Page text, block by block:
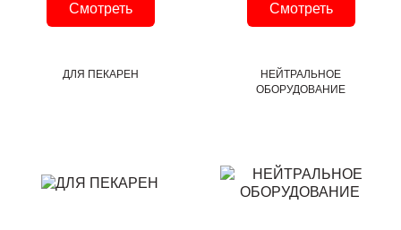
Смотреть Смотреть
ДЛЯ ПЕКАРЕН
НЕЙТРАЛЬНОЕ
ОБОРУДОВАНИЕ